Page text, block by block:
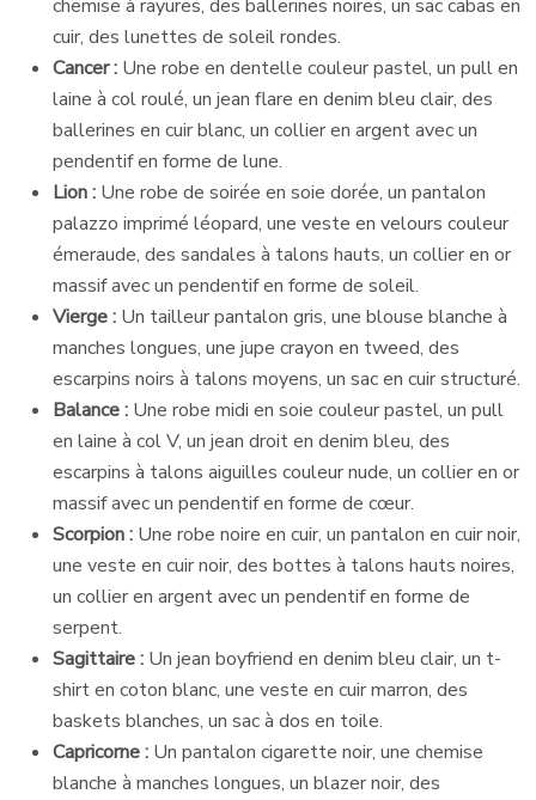
chemise à rayures, des ballerines noires, un sac cabas en
cuir, des lunettes de soleil rondes.
Cancer : Une robe en dentelle couleur pastel, un pull en
laine à col roulé, un jean flare en denim bleu clair, des
ballerines en cuir blanc, un collier en argent avec un
pendentif en forme de lune.
Lion : Une robe de soirée en soie dorée, un pantalon
palazzo imprimé léopard, une veste en velours couleur
émeraude, des sandales à talons hauts, un collier en or
massif avec un pendentif en forme de soleil.
Vierge : Un tailleur pantalon gris, une blouse blanche à
manches longues, une jupe crayon en tweed, des
escarpins noirs à talons moyens, un sac en cuir structuré.
Balance : Une robe midi en soie couleur pastel, un pull
en laine à col V, un jean droit en denim bleu, des
escarpins à talons aiguilles couleur nude, un collier en or
massif avec un pendentif en forme de cœur.
Scorpion : Une robe noire en cuir, un pantalon en cuir noir,
une veste en cuir noir, des bottes à talons hauts noires,
un collier en argent avec un pendentif en forme de
serpent.
Sagittaire : Un jean boyfriend en denim bleu clair, un t-
shirt en coton blanc, une veste en cuir marron, des
baskets blanches, un sac à dos en toile.
Capricorne : Un pantalon cigarette noir, une chemise
blanche à manches longues, un blazer noir, des